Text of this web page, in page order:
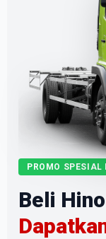
PROMO SPESIAL
Beli